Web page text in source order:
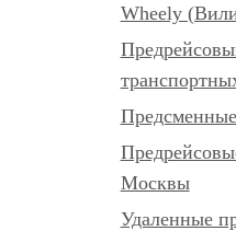
Wheely
Москвы
Удаленные